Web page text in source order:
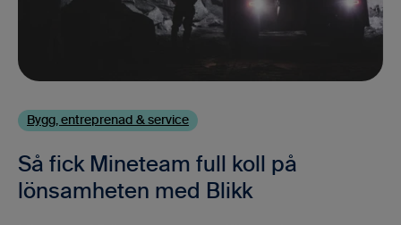
Bygg, entreprenad & service
Så fick Mineteam full koll på
lönsamheten med Blikk